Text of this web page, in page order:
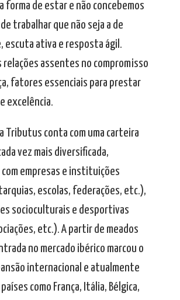
forma de estar e não concebemos
trabalhar que não seja a de
escuta ativa e resposta ágil.
relações assentes no compromisso
fatores essenciais para prestar
excelência.
a Tributus conta com uma carteira
vez mais diversificada,
empresas e instituições
escolas, federações, etc.),
socioculturais e desportivas
etc.). A partir de meados
no mercado ibérico marcou o
internacional e atualmente
como França, Itália, Bélgica,